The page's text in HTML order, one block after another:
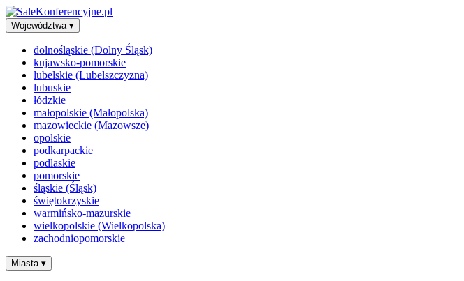
Województwa ▾
dolnośląskie (Dolny Śląsk)
kujawsko-pomorskie
lubelskie (Lubelszczyzna)
lubuskie
łódzkie
małopolskie (Małopolska)
mazowieckie (Mazowsze)
opolskie
podkarpackie
podlaskie
pomorskie
śląskie (Śląsk)
świętokrzyskie
warmińsko-mazurskie
wielkopolskie (Wielkopolska)
zachodniopomorskie
Miasta ▾